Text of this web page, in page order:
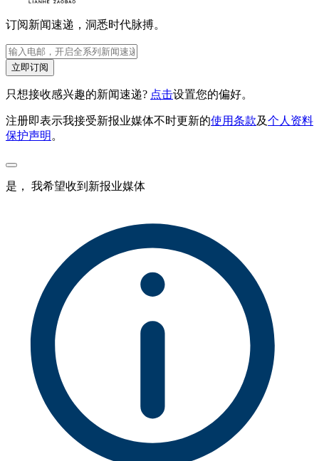
订阅新闻速递，洞悉时代脉搏。
立即订阅
只想接收感兴趣的新闻速递? 点击设置您的偏好。
注册即表示我接受新报业媒体不时更新的使用条款及个人资料
保护声明 。
是， 我希望收到新报业媒体